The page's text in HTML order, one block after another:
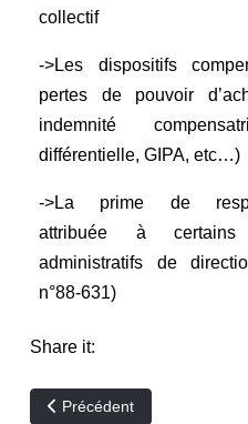
collectif
->Les dispositifs
pertes de pouvoir
indemnité
différentielle, GIPA, etc…)
->La prime de
attribuée à certains
administratifs de
n°88-631)
Share it:
Article précédent : Les
Précédent